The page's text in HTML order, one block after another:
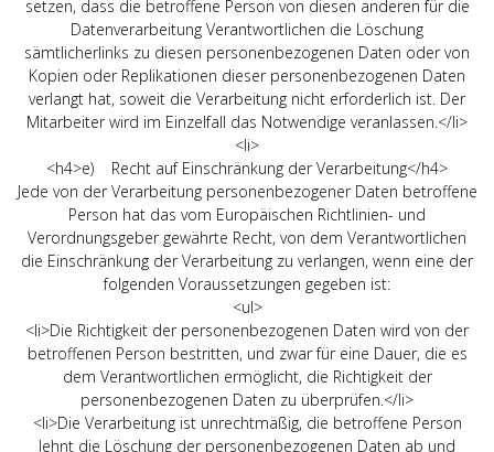
setzen, dass die betroffene Person von diesen anderen für die
Datenverarbeitung Verantwortlichen die Löschung
sämtlicherlinks zu diesen personenbezogenen Daten oder von
Kopien oder Replikationen dieser personenbezogenen Daten
verlangt hat, soweit die Verarbeitung nicht erforderlich ist. Der
Mitarbeiter wird im Einzelfall das Notwendige veranlassen.</li>
<li>
<h4>e) Recht auf Einschränkung der Verarbeitung</h4>
Jede von der Verarbeitung personenbezogener Daten betroffene
Person hat das vom Europäischen Richtlinien- und
Verordnungsgeber gewährte Recht, von dem Verantwortlichen
die Einschränkung der Verarbeitung zu verlangen, wenn eine der
folgenden Voraussetzungen gegeben ist:
<ul>
<li>Die Richtigkeit der personenbezogenen Daten wird von der
betroffenen Person bestritten, und zwar für eine Dauer, die es
dem Verantwortlichen ermöglicht, die Richtigkeit der
personenbezogenen Daten zu überprüfen.</li>
<li>Die Verarbeitung ist unrechtmäßig, die betroffene Person
lehnt die Löschung der personenbezogenen Daten ab und